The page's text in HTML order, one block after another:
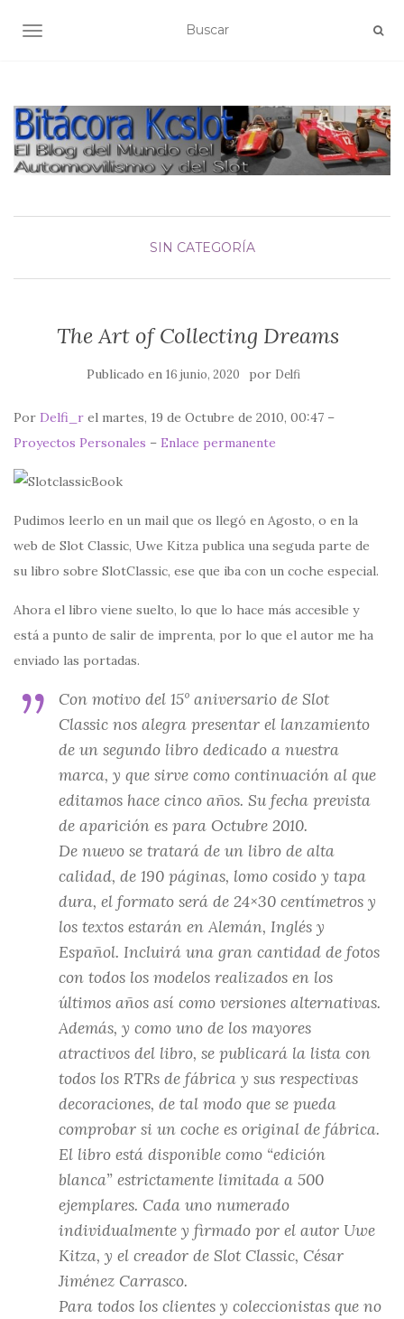
ALTERNAR NAVEGACIÓN
SIN CATEGORÍA
The Art of Collecting Dreams
Publicado en 16 junio, 2020 por Delfi
Por Delfi_r el martes, 19 de Octubre de 2010, 00:47 –
Proyectos Personales – Enlace permanente
Pudimos leerlo en un mail que os llegó en Agosto, o en la
web de Slot Classic, Uwe Kitza publica una seguda parte de
su libro sobre SlotClassic, ese que iba con un coche especial.
Ahora el libro viene suelto, lo que lo hace más accesible y
está a punto de salir de imprenta, por lo que el autor me ha
enviado las portadas.
Con motivo del 15º aniversario de Slot
Classic nos alegra presentar el lanzamiento
de un segundo libro dedicado a nuestra
marca, y que sirve como continuación al que
editamos hace cinco años. Su fecha prevista
de aparición es para Octubre 2010.
De nuevo se tratará de un libro de alta
calidad, de 190 páginas, lomo cosido y tapa
dura, el formato será de 24×30 centímetros y
los textos estarán en Alemán, Inglés y
Español. Incluirá una gran cantidad de fotos
con todos los modelos realizados en los
últimos años así como versiones alternativas.
Además, y como uno de los mayores
atractivos del libro, se publicará la lista con
todos los RTRs de fábrica y sus respectivas
decoraciones, de tal modo que se pueda
comprobar si un coche es original de fábrica.
El libro está disponible como “edición
blanca” estrictamente limitada a 500
ejemplares. Cada uno numerado
individualmente y firmado por el autor Uwe
Kitza, y el creador de Slot Classic, César
Jiménez Carrasco.
Para todos los clientes y coleccionistas que no